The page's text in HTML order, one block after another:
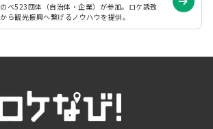
のべ523団体（自治体・企業）が参加。ロケ誘致
から観光振興へ繋げるノウハウを提供。